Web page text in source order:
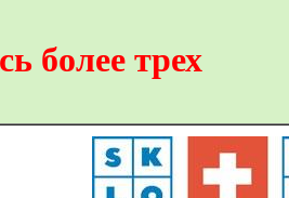
более трех